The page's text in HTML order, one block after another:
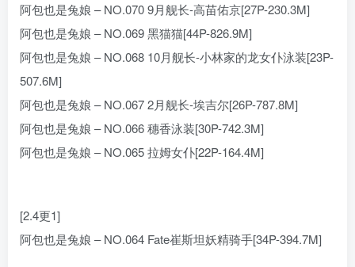
阿包也是兔娘 – NO.070 9月舰长-高苗佑京[27P-230.3M]
阿包也是兔娘 – NO.069 黑猫猫[44P-826.9M]
阿包也是兔娘 – NO.068 10月舰长-小林家的龙女仆泳装[23P-
507.6M]
阿包也是兔娘 – NO.067 2月舰长-埃吉尔[26P-787.8M]
阿包也是兔娘 – NO.066 穗香泳装[30P-742.3M]
阿包也是兔娘 – NO.065 拉姆女仆[22P-164.4M]
[2.4更1]
阿包也是兔娘 – NO.064 Fate崔斯坦妖精骑手[34P-394.7M]